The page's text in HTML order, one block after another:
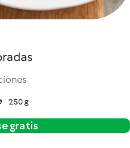
250 g
gratis